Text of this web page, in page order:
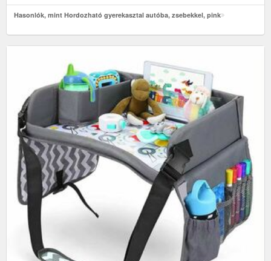
Hasonlók, mint Hordozható gyerekasztal autóba, zsebekkel, pink